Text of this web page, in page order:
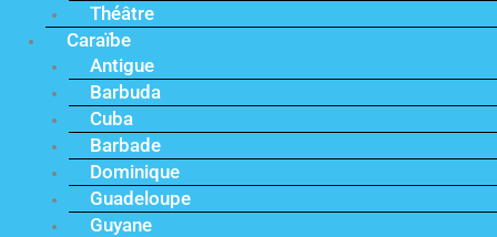
Théâtre
Caraïbe
Antigue
Barbuda
Cuba
Barbade
Dominique
Guadeloupe
Guyane